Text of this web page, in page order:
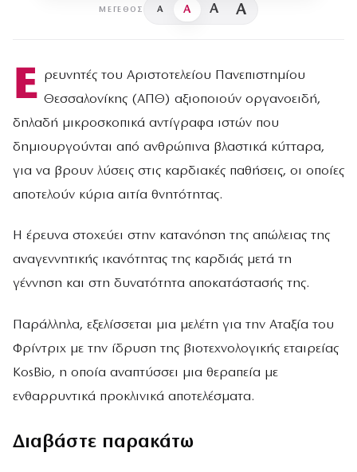
ΜΈΓΕΘΟΣ A A A A
Ε ρευνητές του Αριστοτελείου Πανεπιστημίου
Θεσσαλονίκης (ΑΠΘ) αξιοποιούν οργανοειδή,
δηλαδή μικροσκοπικά αντίγραφα ιστών που
δημιουργούνται από ανθρώπινα βλαστικά κύτταρα,
για να βρουν λύσεις στις καρδιακές παθήσεις, οι οποίες
αποτελούν κύρια αιτία θνητότητας.
Η έρευνα στοχεύει στην κατανόηση της απώλειας της
αναγεννητικής ικανότητας της καρδιάς μετά τη
γέννηση και στη δυνατότητα αποκατάστασής της.
Παράλληλα, εξελίσσεται μια μελέτη για την Αταξία του
Φρίντριχ με την ίδρυση της βιοτεχνολογικής εταιρείας
KosBio, η οποία αναπτύσσει μια θεραπεία με
ενθαρρυντικά προκλινικά αποτελέσματα.
Διαβάστε παρακάτω